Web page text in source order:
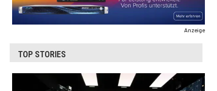
Anzeige
TOP STORIES